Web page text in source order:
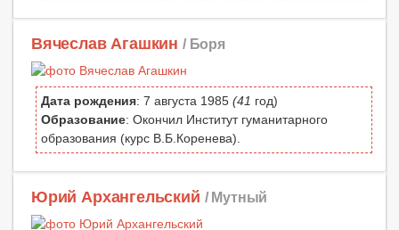
Вячеслав Агашкин / Боря
Дата рождения: 7 августа 1985 (41 год)
Образование: Окончил Институт гуманитарного
образования (курс В.Б.Коренева).
Юрий Архангельский / Мутный